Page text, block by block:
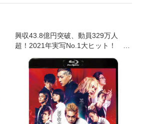
興収43.8億円突破、動員329万人
超！2021年実写No.1大ヒット！ 仲
れないものを守るため、男たちのリ
ベンジが今始まる――